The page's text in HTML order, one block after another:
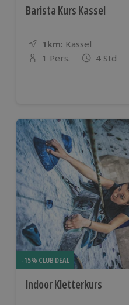
Barista Kurs Kassel
1km: Entfernung
Standort
Kassel
Anzahl der Teilnehmer
1 Pers. 4 Std
-15% CLUB DEAL
Indoor Kletterkurs